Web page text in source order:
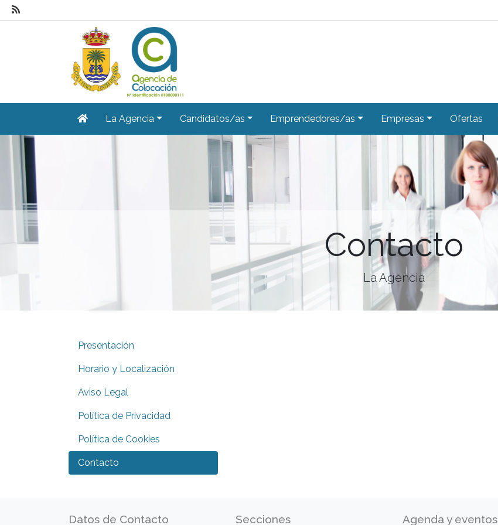
La Agencia Candidatos/as Emprendedores/as Empresas Ofertas
Contacto
La Agencia
Presentación
Horario y Localización
Aviso Legal
Política de Privacidad
Política de Cookies
Contacto
Datos de Contacto Secciones Agenda y eventos